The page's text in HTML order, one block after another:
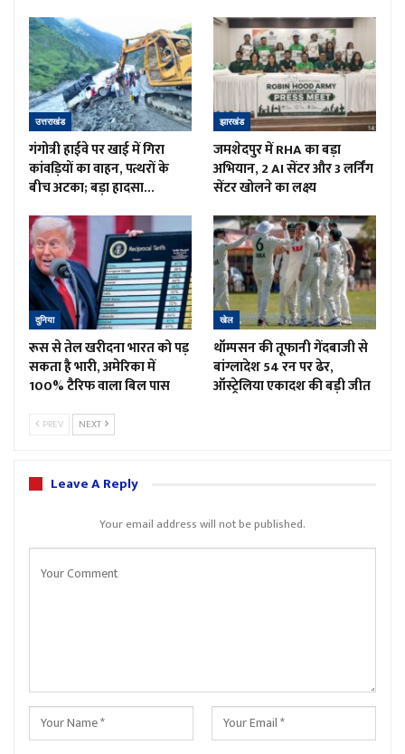
उत्तराखंड
गंगोत्री हाईवे पर खाई में गिरा
कांवड़ियों का वाहन, पत्थरों के
बीच अटका; बड़ा हादसा…
झारखंड
जमशेदपुर में RHA का बड़ा
अभियान, 2 AI सेंटर और 3 लर्निंग
सेंटर खोलने का लक्ष्य
दुनिया
रूस से तेल खरीदना भारत को पड़
सकता है भारी, अमेरिका में
100% टैरिफ वाला बिल पास
खेल
थॉम्पसन की तूफानी गेंदबाजी से
बांग्लादेश 54 रन पर ढेर,
ऑस्ट्रेलिया एकादश की बड़ी जीत
PREV NEXT
Leave A Reply
Your email address will not be published.